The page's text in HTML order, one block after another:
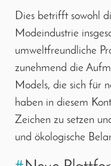
Dies betrifft sowohl
Modeindustrie
umweltfreundliche
zunehmend die
Models, die sich für
haben in diesem
Zeichen zu setzen
und ökologische